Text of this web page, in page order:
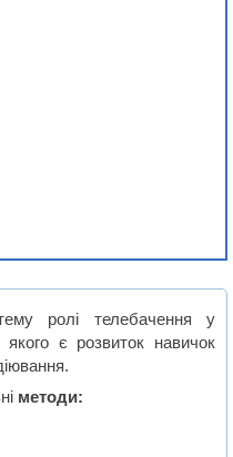
ролі телебачення у
якого є розвиток навичок
методи: